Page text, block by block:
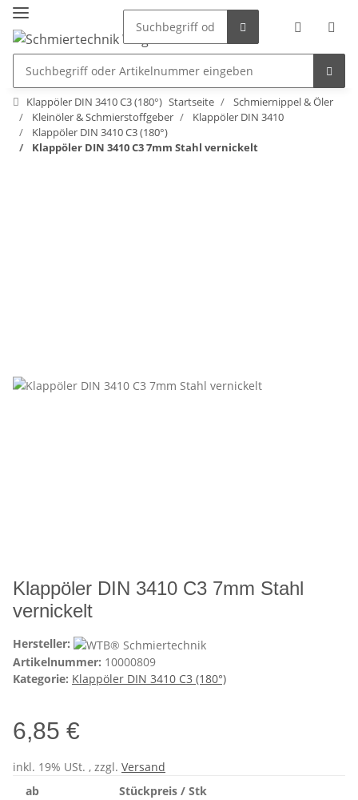
Klappöler DIN 3410 C3 (180°) Startseite
Schmiernippel & Öler
Kleinöler & Schmierstoffgeber
Klappöler DIN 3410
Klappöler DIN 3410 C3 (180°)
Klappöler DIN 3410 C3 7mm Stahl vernickelt
Klappöler DIN 3410 C3 7mm Stahl
vernickelt
Hersteller:
Artikelnummer: 10000809
Kategorie: Klappöler DIN 3410 C3 (180°)
6,85 €
inkl. 19% USt. , zzgl. Versand
ab
Stückpreis / Stk